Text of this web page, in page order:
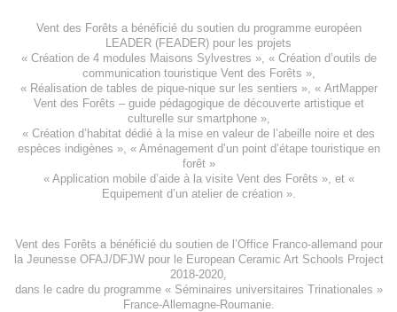
Vent des Forêts a bénéficié du soutien du programme européen
LEADER (FEADER) pour les projets
« Création de 4 modules Maisons Sylvestres », « Création d’outils de
communication touristique Vent des Forêts »,
« Réalisation de tables de pique-nique sur les sentiers », « ArtMapper
Vent des Forêts – guide pédagogique de découverte artistique et
culturelle sur smartphone »,
« Création d’habitat dédié à la mise en valeur de l’abeille noire et des
espèces indigènes », « Aménagement d’un point d’étape touristique en
forêt»
« Application mobile d’aide à la visite Vent des Forêts », et «
Equipement d’un atelier de création».
Vent des Forêts a bénéficié du soutien de l’Office Franco-allemand pour
la Jeunesse OFAJ/DFJWpour leEuropean Ceramic Art Schools Project
2018-2020
dans le cadre du programme « Séminaires universitaires Trinationales »
France-Allemagne-Roumanie.